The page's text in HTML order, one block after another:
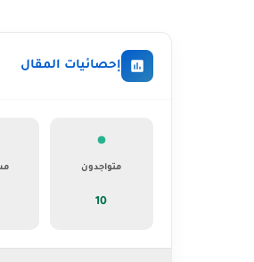
إحصائيات المقال
متواجدون
10